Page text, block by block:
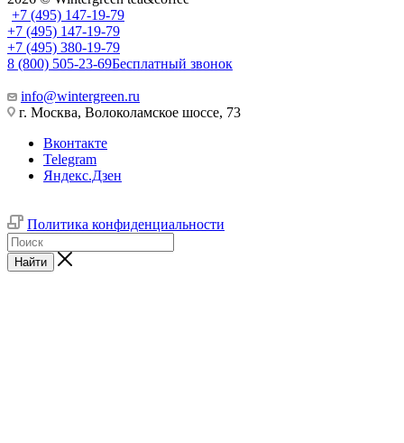
+7 (495) 147-19-79
+7 (495) 147-19-79
+7 (495) 380-19-79
8 (800) 505-23-69Бесплатный звонок
info@wintergreen.ru
г. Москва, Волоколамское шоссе, 73
Вконтакте
Telegram
Яндекс.Дзен
Политика конфиденциальности
Найти